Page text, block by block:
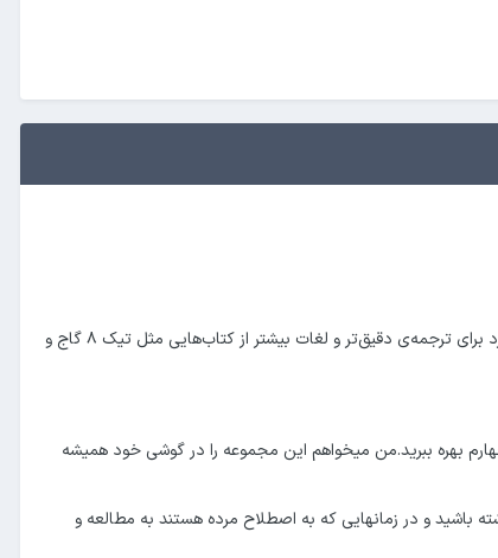
این مجموعه فلش‌کارت شامل تمامی لغات کتاب درسی زبان انگلیسی سال چهارم دبیرستان می‌باشد.منبع تهیه‌ی این مجموعه کتاب درسی است و در بعضی موارد برای ترجمه‌ی دقیق‌تر و لغات بیشتر از کتاب‌هایی مثل تیک ۸ گاج و
بهره ببرید.من میخواهم این مجموعه را در گوشی خود همیشه
باشید و در زمانهایی که به اصطلاح مرده هستند به مطالعه و